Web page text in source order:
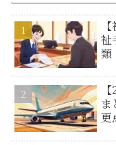
祉
類
ま
更